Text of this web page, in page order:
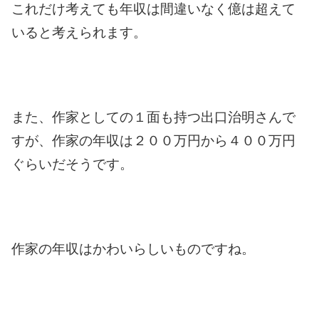
これだけ考えても年収は間違いなく億は超えて
いると考えられます。
また、作家としての１面も持つ出口治明さんで
すが、作家の年収は２００万円から４００万円
ぐらいだそうです。
作家の年収はかわいらしいものですね。